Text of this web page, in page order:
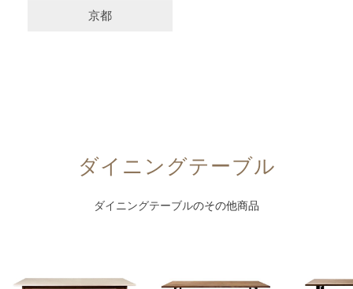
京都
ダイニングテーブル
ダイニングテーブルのその他商品